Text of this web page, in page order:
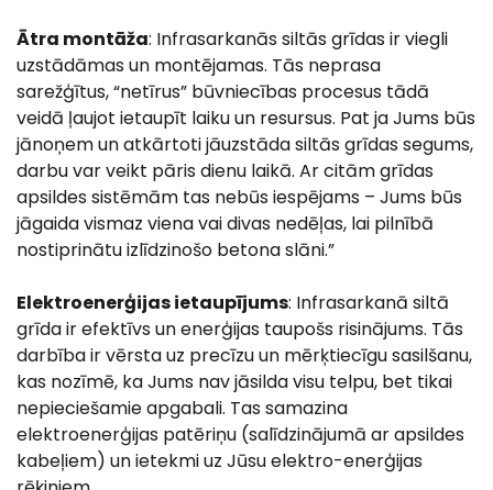
Ātra montāža: Infrasarkanās siltās grīdas ir viegli
uzstādāmas un montējamas. Tās neprasa
sarežģītus, “netīrus” būvniecības procesus tādā
veidā ļaujot ietaupīt laiku un resursus. Pat ja Jums būs
jānoņem un atkārtoti jāuzstāda siltās grīdas segums,
darbu var veikt pāris dienu laikā. Ar citām grīdas
apsildes sistēmām tas nebūs iespējams – Jums būs
jāgaida vismaz viena vai divas nedēļas, lai pilnībā
nostiprinātu izlīdzinošo betona slāni.”
Elektroenerģijas ietaupījums: Infrasarkanā siltā
grīda ir efektīvs un enerģijas taupošs risinājums. Tās
darbība ir vērsta uz precīzu un mērķtiecīgu sasilšanu,
kas nozīmē, ka Jums nav jāsilda visu telpu, bet tikai
nepieciešamie apgabali. Tas samazina
elektroenerģijas patēriņu (salīdzinājumā ar apsildes
kabeļiem) un ietekmi uz Jūsu elektro-enerģijas